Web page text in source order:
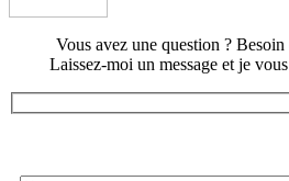
Vous avez une question ? Besoin
Laissez-moi un message et je